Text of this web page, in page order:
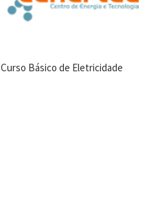
Curso Básico de Eletricidade